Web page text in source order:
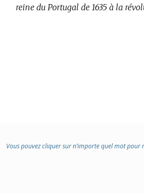
reine du Portugal de 1635 à la
Vous pouvez cliquer sur n’importe quel mot